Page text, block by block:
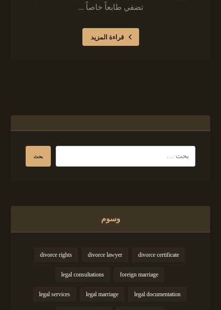
تضفي طابعاً خاصاً ...
قراءة المزيد
وسوم
divorce certificate
divorce lawyer
divorce rights
foreign marriage
legal consultations
legal documentation
legal marriage
legal services